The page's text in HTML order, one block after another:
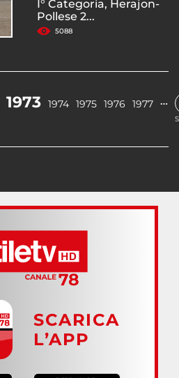
I° Categoria, Herajon-
Pollese 2...
5088
1973 1974 1975 1976 1977 …
SCARICA
L’APP